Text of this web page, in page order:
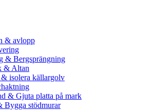
& avlopp
& Bergsprängning
& Altan
isolera källargolv
& Gjuta platta på mark
Bygga stödmurar